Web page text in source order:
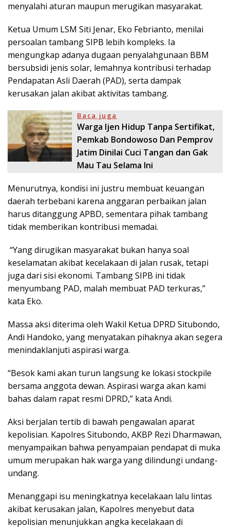
menyalahi aturan maupun merugikan masyarakat.
Ketua Umum LSM Siti Jenar, Eko Febrianto, menilai
persoalan tambang SIPB lebih kompleks. Ia
mengungkap adanya dugaan penyalahgunaan BBM
bersubsidi jenis solar, lemahnya kontribusi terhadap
Pendapatan Asli Daerah (PAD), serta dampak
kerusakan jalan akibat aktivitas tambang.
Baca juga
Warga Ijen Hidup Tanpa Sertifikat,
Pemkab Bondowoso Dan Pemprov
Jatim Dinilai Cuci Tangan dan Gak
Mau Tau Selama Ini
Menurutnya, kondisi ini justru membuat keuangan
daerah terbebani karena anggaran perbaikan jalan
harus ditanggung APBD, sementara pihak tambang
tidak memberikan kontribusi memadai.
“Yang dirugikan masyarakat bukan hanya soal
keselamatan akibat kecelakaan di jalan rusak, tetapi
juga dari sisi ekonomi. Tambang SIPB ini tidak
menyumbang PAD, malah membuat PAD terkuras,”
kata Eko.
Massa aksi diterima oleh Wakil Ketua DPRD Situbondo,
Andi Handoko, yang menyatakan pihaknya akan segera
menindaklanjuti aspirasi warga.
“Besok kami akan turun langsung ke lokasi stockpile
bersama anggota dewan. Aspirasi warga akan kami
bahas dalam rapat resmi DPRD,” kata Andi.
Aksi berjalan tertib di bawah pengawalan aparat
kepolisian. Kapolres Situbondo, AKBP Rezi Dharmawan,
menyampaikan bahwa penyampaian pendapat di muka
umum merupakan hak warga yang dilindungi undang-
undang.
Menanggapi isu meningkatnya kecelakaan lalu lintas
akibat kerusakan jalan, Kapolres menyebut data
kepolisian menunjukkan angka kecelakaan di